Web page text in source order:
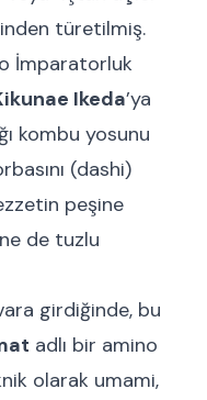
türetilmiş.
İmparatorluk
Ikeda’ya
kombu yosunu
(dashi)
peşine
de tuzlu
girdiğinde, bu
adlı bir amino
olarak umami,